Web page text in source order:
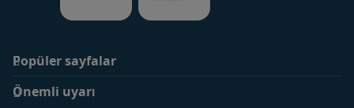
Popüler sayfalar
SMA Optipro 3
Önemli uyarı